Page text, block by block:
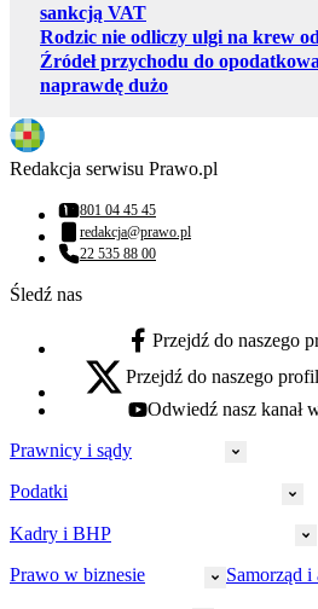
sankcją VAT
Rodzic nie odliczy ulgi na krew
Źródeł przychodu do
naprawdę dużo
Redakcja serwisu Prawo.pl
Numer telefonu:
801 04 45 45
Adres email:
redakcja@prawo.pl
Numer telefonu:
22 535 88 00
Śledź nas
facebook - otwiera się w nowej
Przejdź do naszego
x - otwiera się w nowej karcie
Przejdź do naszego
youtube - otwiera się w nowej
Odwiedź nasz kanał
Prawnicy i sądy
Prawnicy
Policja
Podatki
CIT
Kadry i BHP
Prawo w biznesie Samorząd i